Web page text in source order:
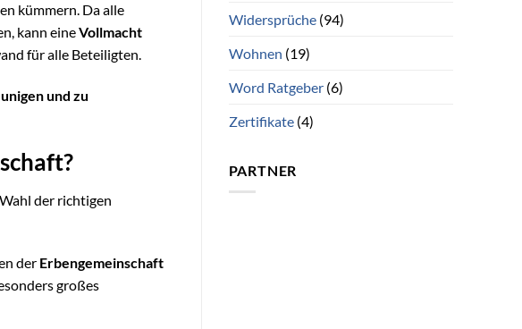
kümmern. Da alle
kann eineVollmacht
für alle Beteiligten.
und zu
der richtigen
der Erbengemeinschaft
großes
Widersprüche(94)
Wohnen (19)
Word Ratgeber(6)
Zertifikate(4)
PARTNER